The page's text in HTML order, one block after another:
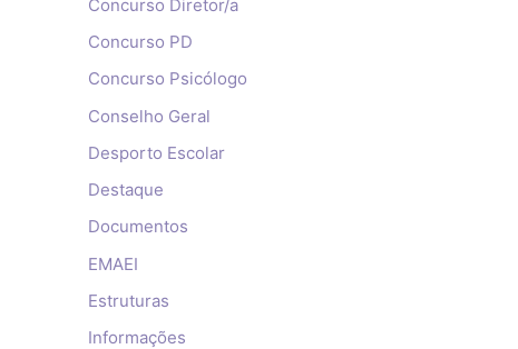
Concurso Diretor/a
Concurso PD
Concurso Psicólogo
Conselho Geral
Desporto Escolar
Destaque
Documentos
EMAEI
Estruturas
Informações